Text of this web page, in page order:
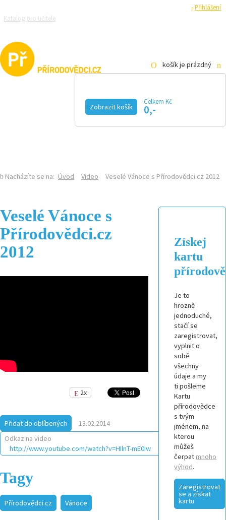
Přihlášení
Katalog pro učitele
košík je prázdný
Zobrazit košík
Celkem Kč
0,-
Nacházíte se na: Úvod Video Veselé Vánoce s Přírodovědci.cz 2012
Veselé Vánoce s
Přírodovědci.cz
2012
2x
Přidat do oblíbených
13.02.2014
Odkaz na video
Tagy
Přírodovědci.cz Vánoce
Získej
kartu
Je to
hrozně
jednoduché,
stačí se
zaregistrovat,
vyplnit o
sobě
všechny
údaje a my
ti pošleme
Kartu
přírodovědce
s tvým
jménem, na
kterou
můžeš
čerpat mnoho
výhod.
Zaregistrovat
se a získat
kartu